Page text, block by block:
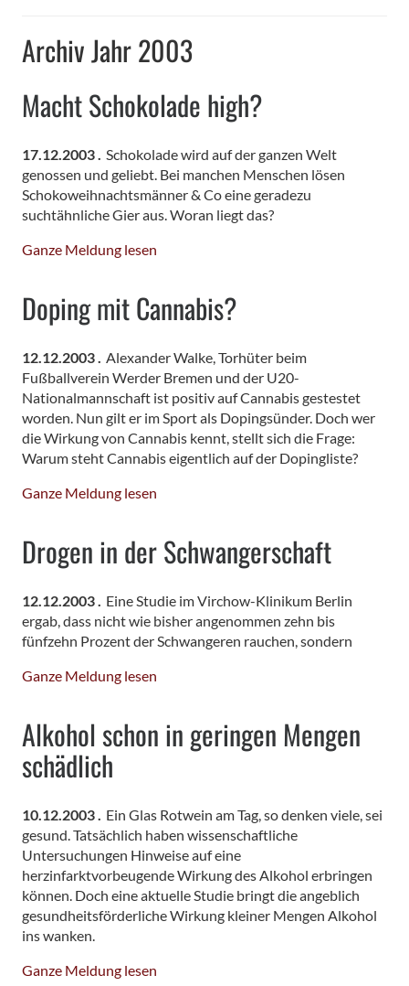
Archiv Jahr 2003
Macht Schokolade high?
17.12.2003 . Schokolade wird auf der ganzen Welt
genossen und geliebt. Bei manchen Menschen lösen
Schokoweihnachtsmänner & Co eine geradezu
suchtähnliche Gier aus. Woran liegt das?
Ganze Meldung lesen
Doping mit Cannabis?
12.12.2003 . Alexander Walke, Torhüter beim
Fußballverein Werder Bremen und der U20-
Nationalmannschaft ist positiv auf Cannabis gestestet
worden. Nun gilt er im Sport als Dopingsünder. Doch wer
die Wirkung von Cannabis kennt, stellt sich die Frage:
Warum steht Cannabis eigentlich auf der Dopingliste?
Ganze Meldung lesen
Drogen in der Schwangerschaft
12.12.2003 . Eine Studie im Virchow-Klinikum Berlin
ergab, dass nicht wie bisher angenommen zehn bis
fünfzehn Prozent der Schwangeren rauchen, sondern
Ganze Meldung lesen
Alkohol schon in geringen Mengen
schädlich
10.12.2003 . Ein Glas Rotwein am Tag, so denken viele, sei
gesund. Tatsächlich haben wissenschaftliche
Untersuchungen Hinweise auf eine
herzinfarktvorbeugende Wirkung des Alkohol erbringen
können. Doch eine aktuelle Studie bringt die angeblich
gesundheitsförderliche Wirkung kleiner Mengen Alkohol
ins wanken.
Ganze Meldung lesen